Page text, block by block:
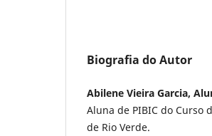
Biografia do Autor
Abilene Vieira Garcia,
Aluna de PIBIC do Curso
de Rio Verde.